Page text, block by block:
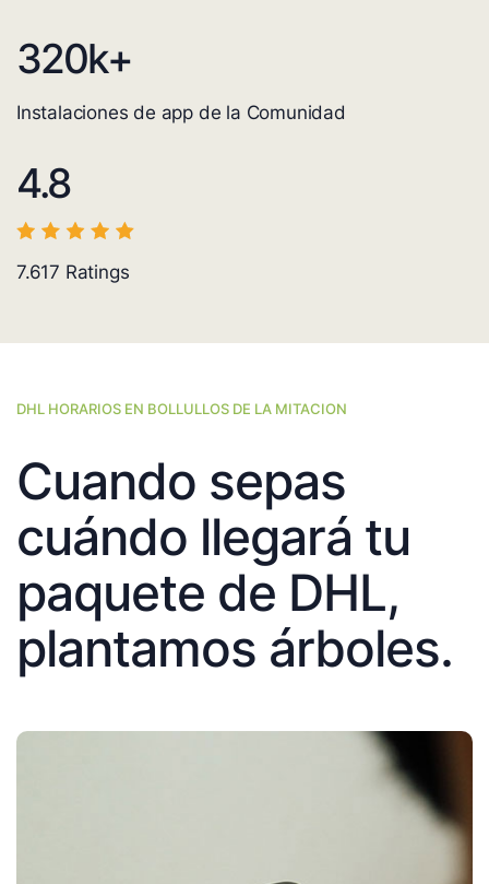
320k+
Instalaciones de app de la Comunidad
4.8
7.617 Ratings
DHL HORARIOS EN BOLLULLOS DE LA MITACION
Cuando sepas
cuándo llegará tu
paquete de DHL,
plantamos árboles.